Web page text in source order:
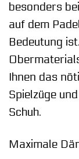
besonders
auf dem
Bedeutung
Ihnen das
Spielzüge
Schuh.
Maximale